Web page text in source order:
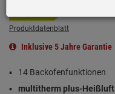
A+
Produktdatenblatt
Inklusive 5 Jahre Garantie
14 Backofenfunktionen
multitherm plus-